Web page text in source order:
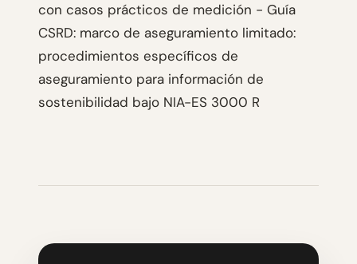
con casos prácticos de medición - Guía
CSRD: marco de aseguramiento limitado:
procedimientos específicos de
aseguramiento para información de
sostenibilidad bajo NIA-ES 3000 R